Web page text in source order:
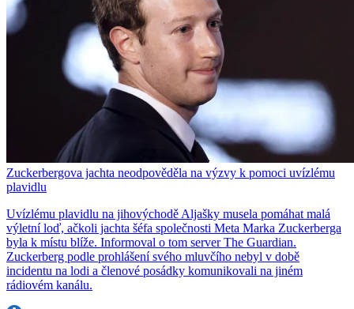
Zuckerbergova jachta neodpověděla na výzvy k pomoci uvízlému
plavidlu
Uvízlému plavidlu na jihovýchodě Aljašky musela pomáhat malá
výletní loď, ačkoli jachta šéfa společnosti Meta Marka Zuckerberga
byla k místu blíže. Informoval o tom server The Guardian.
Zuckerberg podle prohlášení svého mluvčího nebyl v době
incidentu na lodi a členové posádky komunikovali na jiném
rádiovém kanálu.